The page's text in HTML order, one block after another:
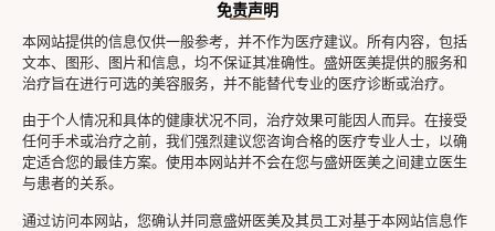
免责声明
本网站提供的信息仅供一般参考，并不作为医疗建议。所有内容，包括
文本、图形、图片和信息，均不保证其准确性。盛妍医美提供的服务和
治疗旨在进行可选的美容服务，并不能替代专业的医疗诊断或治疗。
由于个人情况和具体的健康状况不同，治疗效果可能因人而异。在接受
任何手术或治疗之前，我们强烈建议您咨询合格的医疗专业人士，以确
定适合您的最佳方案。使用本网站并不会在您与盛妍医美之间建立医生
与患者的关系。
通过访问本网站，您确认并同意盛妍医美及其员工对基于本网站信息作